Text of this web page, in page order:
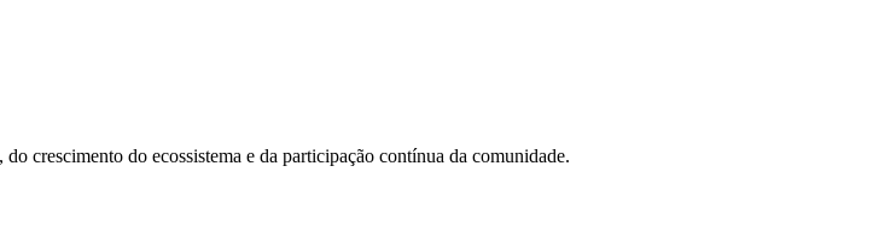
crescimento do ecossistema e da participação contínua da comunidade.